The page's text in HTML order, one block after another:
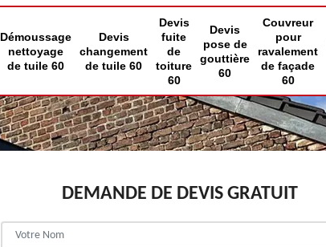
Démoussage
nettoyage
de tuile 60
Devis
changement
de tuile 60
Devis
fuite
de
toiture
60
Devis
pose de
gouttière
60
Couvreur
pour
ravalement
de façade
60
DEMANDE DE DEVIS GRATUIT